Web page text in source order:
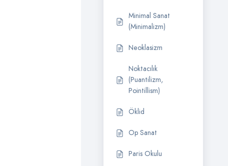
Minimal Sanat
(Minimalizm)
Neoklasizm
Noktacılık
(Puantilizm,
Pointillism)
Öklid
Op Sanat
Paris Okulu